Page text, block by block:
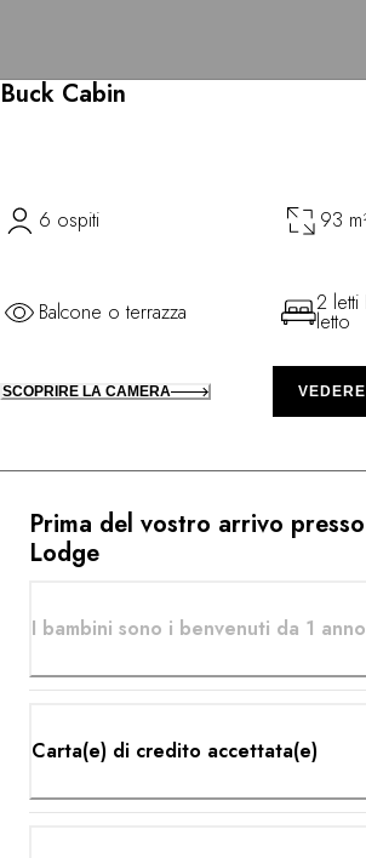
Prima del vostro arrivo
Lodge
I bambini sono i benvenuti da 1 anno
Carta(e) di credito accettata(e)
Buck Cabin
6 ospiti 93
Balcone o terrazza 2 letti
letto
SCOPRIRE LA CAMERA